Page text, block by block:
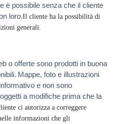
è possibile senza che il cliente
loro.Il cliente ha la possibilità di
generali.
o offerte sono prodotti in buona
Mappe, foto e illustrazioni
e non sono
a modifiche prima che la
ci autorizza a correggere
informazioni che gli